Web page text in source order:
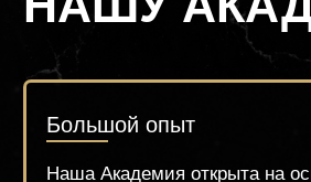
возможность обучаться в
комфортабельных классах с ремонтом,
оборудовании и качественных
Условия обучения и комфорт студента